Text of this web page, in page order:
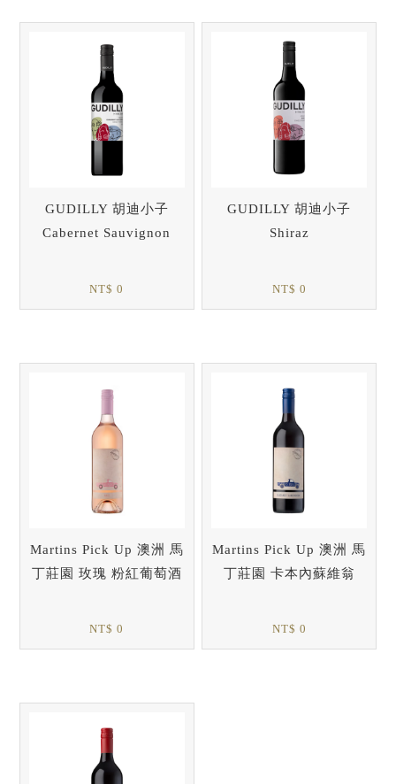
GUDILLY 胡迪小子
Cabernet Sauvignon
NT$ 0
GUDILLY 胡迪小子
Shiraz
NT$ 0
Martins Pick Up 澳洲 馬
丁莊園 玫瑰 粉紅葡萄酒
NT$ 0
Martins Pick Up 澳洲 馬
丁莊園 卡本內蘇維翁
NT$ 0